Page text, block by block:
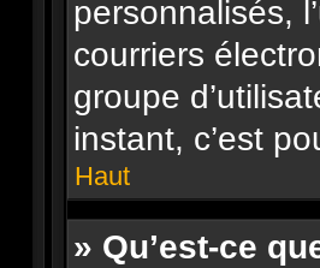
personnalisés,
courriers
groupe
instant, c’est
Haut
» Qu’est-ce